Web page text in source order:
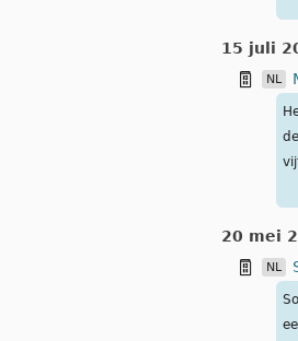
15 juli
NL
20 mei
NL